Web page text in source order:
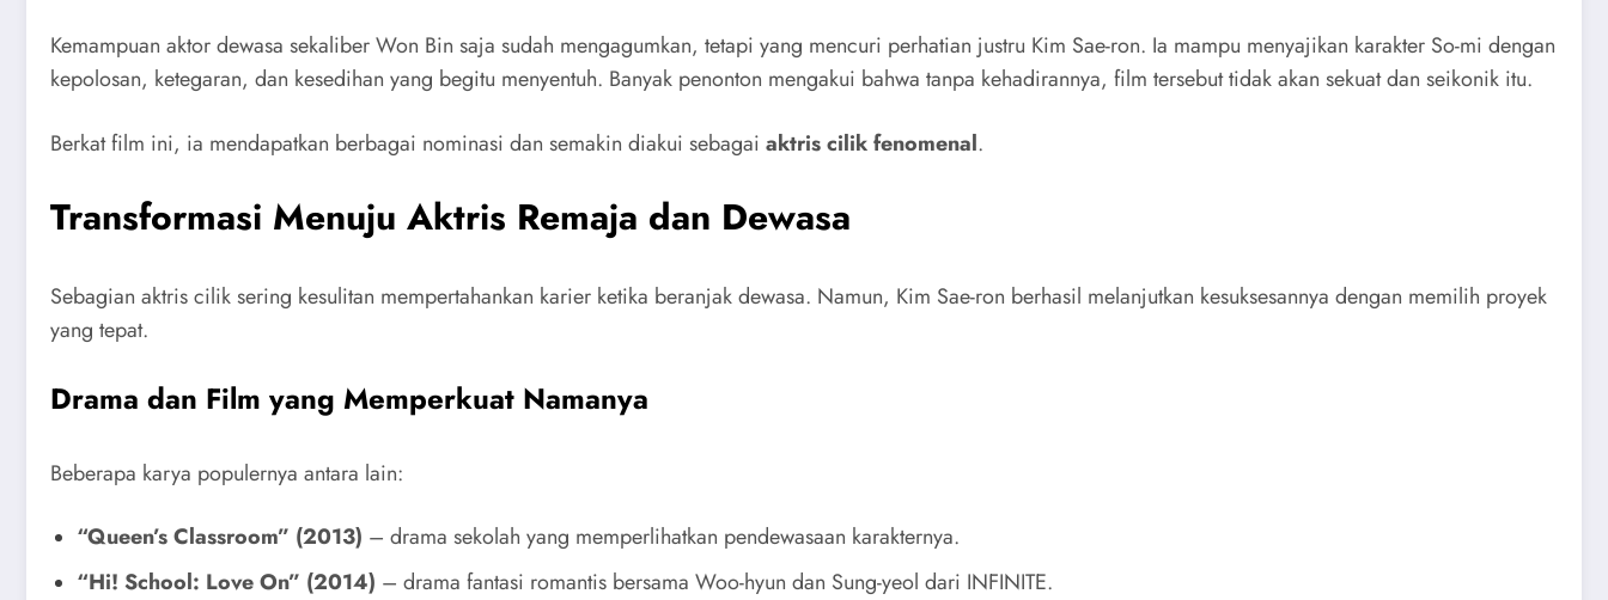
Kemampuan aktor dewasa sekaliber Won Bin saja sudah mengagumkan, tetapi yang mencuri perhatian justru Kim Sae-ron. Ia mampu menyajikan karakter So-mi dengan
kepolosan, ketegaran, dan kesedihan yang begitu menyentuh. Banyak penonton mengakui bahwa tanpa kehadirannya, film tersebut tidak akan sekuat dan seikonik itu.
Berkat film ini, ia mendapatkan berbagai nominasi dan semakin diakui sebagai aktris cilik fenomenal.
Transformasi Menuju Aktris Remaja dan Dewasa
Sebagian aktris cilik sering kesulitan mempertahankan karier ketika beranjak dewasa. Namun, Kim Sae-ron berhasil melanjutkan kesuksesannya dengan memilih proyek
yang tepat.
Drama dan Film yang Memperkuat Namanya
Beberapa karya populernya antara lain:
“Queen’s Classroom” (2013) – drama sekolah yang memperlihatkan pendewasaan karakternya.
“Hi! School: Love On” (2014) – drama fantasi romantis bersama Woo-hyun dan Sung-yeol dari INFINITE.